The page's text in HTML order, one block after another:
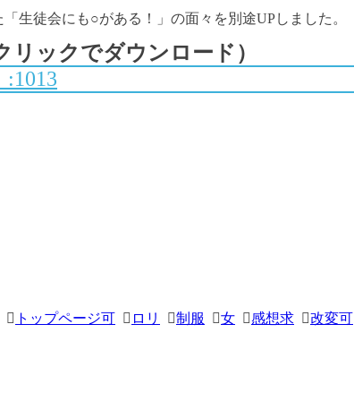
「生徒会にも○がある！」の面々を別途UPしました。
ックでダウンロード）
トップページ可 ロリ 制服 女 感想求 改変可